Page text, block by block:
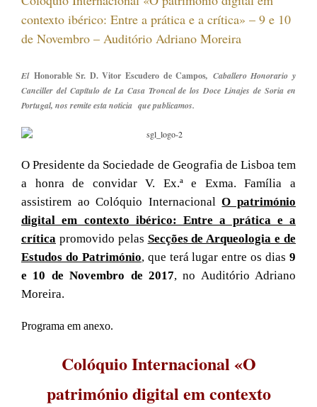
contexto ibérico: Entre a prática e a crítica» – 9 e 10
de Novembro – Auditório Adriano Moreira
ElHonorable Sr. D. Vitor Escudero de Campos, Caballero Honorario y
Canciller del Capítulo de La Casa Troncal de los Doce Linajes de Soria en
Portugal, nos remite esta noticia que publicamos.
O Presidente da Sociedade de Geografia de Lisboa tem
a honra de convidar V. Ex.ª e Exma. Família a
assistirem ao Colóquio Internacional O património
digital em contexto ibérico: Entre a prática e a
crítica promovido pelas Secções de Arqueologia e de
Estudos do Património,que terá lugar entre os dias9
e 10 de Novembro de 2017, no Auditório Adriano
Moreira.
Programa em anexo.
Colóquio Internacional «O
património digital em contexto